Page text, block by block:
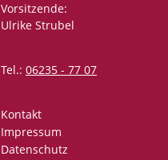
Vorsitzende:
Ulrike Strubel
Tel.: 06235 - 77 07
Kontakt
Impressum
Datenschutz